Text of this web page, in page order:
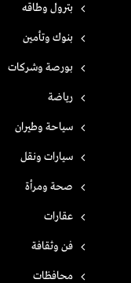
بترول وطاقه
بنوك وتأمين
بورصة وشركات
رياضة
سياحة وطيران
سيارات ونقل
صحة ومرأة
عقارات
فن وثقافة
محافظات